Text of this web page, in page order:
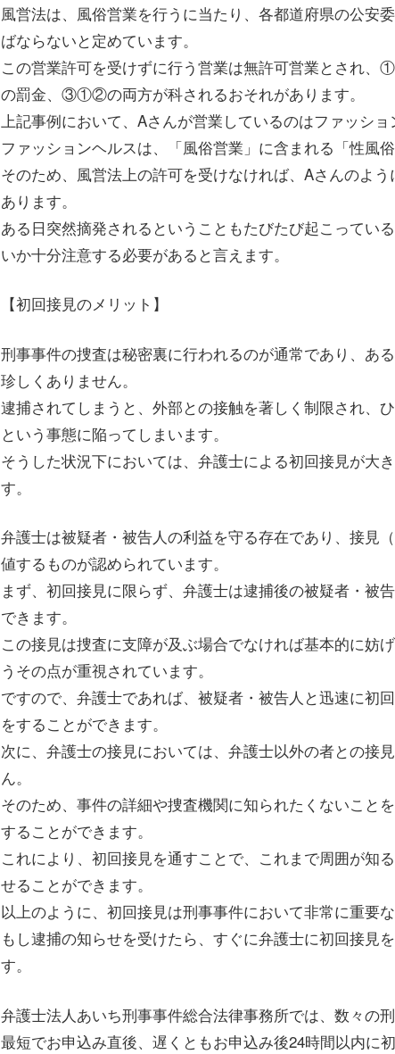
風営法は、風俗営業を行うに当たり、各都道府県の公安
ばならないと定めています。
この営業許可を受けずに行う営業は無許可営業とされ
の罰金、③①②の両方が科されるおそれがあります。
上記事例において、Aさんが営業しているのはファッショ
ファッションヘルスは、「風俗営業」に含まれる「性風
そのため、風営法上の許可を受けなければ、Aさんのよ
あります。
ある日突然摘発されるということもたびたび起こってい
いか十分注意する必要があると言えます。
【初回接見のメリット】
刑事事件の捜査は秘密裏に行われるのが通常であり、あ
珍しくありません。
逮捕されてしまうと、外部との接触を著しく制限され、
という事態に陥ってしまいます。
そうした状況下においては、弁護士による初回接見が大
す。
弁護士は被疑者・被告人の利益を守る存在であり、接見
値するものが認められています。
まず、初回接見に限らず、弁護士は逮捕後の被疑者・被
できます。
この接見は捜査に支障が及ぶ場合でなければ基本的に妨
うその点が重視されています。
ですので、弁護士であれば、被疑者・被告人と迅速に初
をすることができます。
次に、弁護士の接見においては、弁護士以外の者との接
ん。
そのため、事件の詳細や捜査機関に知られたくないこと
することができます。
これにより、初回接見を通すことで、これまで周囲が知
せることができます。
以上のように、初回接見は刑事事件において非常に重要な
もし逮捕の知らせを受けたら、すぐに弁護士に初回接見
す。
弁護士法人あいち刑事事件総合法律事務所では、数々の
最短でお申込み直後、遅くともお申込み後24時間以内に